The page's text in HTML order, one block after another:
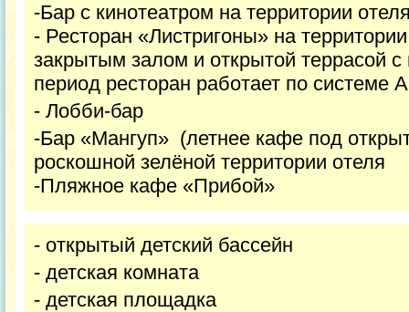
-Бар с кинотеатром на территории
- Ресторан «Листригоны» на
закрытым залом и открытой террасой
период ресторан работает по системе
- Лобби-бар
-Бар «Мангуп» (летнее кафе под
роскошной зелёной территории отеля
-Пляжное кафе «Прибой»
- открытый детский бассейн
- детская комната
- детская площадка